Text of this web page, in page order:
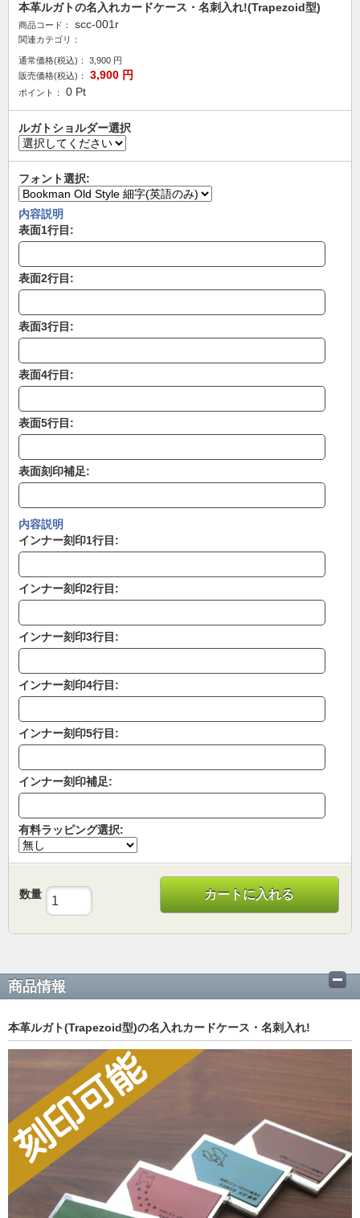
本革ルガトの名入れカードケース・名刺入れ!(Trapezoid型)
商品コード： scc-001r
関連カテゴリ：
通常価格(税込)： 3,900 円
販売価格(税込)：
3,900 円
ポイント： 0 Pt
ルガトショルダー選択
フォント選択:
内容説明
表面1行目:
表面2行目:
表面3行目:
表面4行目:
表面5行目:
表面刻印補足:
内容説明
インナー刻印1行目:
インナー刻印2行目:
インナー刻印3行目:
インナー刻印4行目:
インナー刻印5行目:
インナー刻印補足:
有料ラッピング選択:
数量 カートに入れる
商品情報
本革ルガト(Trapezoid型)の名入れカードケース・名刺入れ!